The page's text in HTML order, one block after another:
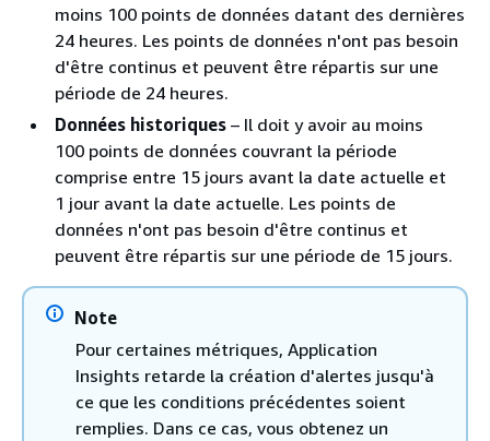
moins 100 points de données datant des dernières
24 heures. Les points de données n'ont pas besoin
d'être continus et peuvent être répartis sur une
période de 24 heures.
Données historiques – Il doit y avoir au moins
100 points de données couvrant la période
comprise entre 15 jours avant la date actuelle et
1 jour avant la date actuelle. Les points de
données n'ont pas besoin d'être continus et
peuvent être répartis sur une période de 15 jours.
Note
Pour certaines métriques, Application
Insights retarde la création d'alertes jusqu'à
ce que les conditions précédentes soient
remplies. Dans ce cas, vous obtenez un